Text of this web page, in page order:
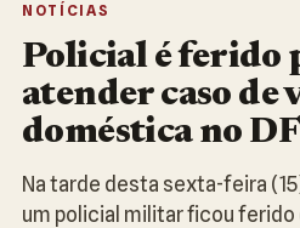
NOTÍCIAS
Policial é ferido
atender caso de
doméstica no DF
Na tarde desta sexta-feira
um policial militar ficou ferido